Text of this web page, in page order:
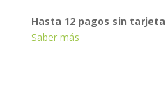
Hasta 12 pagos sin tarjeta
Saber más